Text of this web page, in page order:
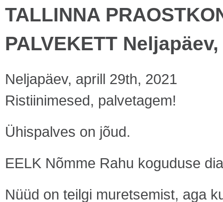
TALLINNA
PALVEKETT
Neljapäev, aprill 29th, 2021
Ristiinimesed, palvetagem!
Ühispalves on jõud.
EELK Nõmme Rahu koguduse
Nüüd on teilgi muretsemist, aga